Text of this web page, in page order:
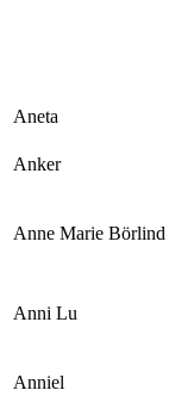
Aneta
Anker
Anne Marie Börlind
Anni Lu
Anniel